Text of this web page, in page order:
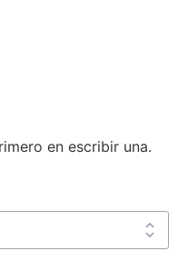
en escribir una.